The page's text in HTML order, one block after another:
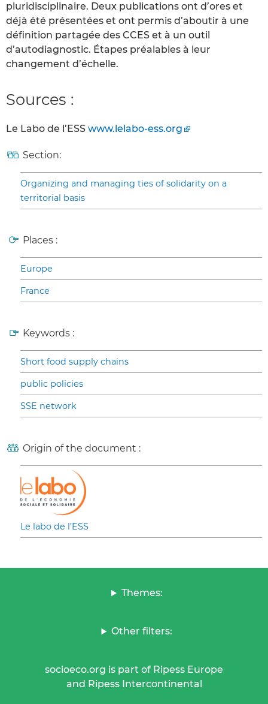
pluridisciplinaire. Deux publications ont d’ores et
déjà été présentées et ont permis d’aboutir à une
définition partagée des CCES et à un outil
d’autodiagnostic. Étapes préalables à leur
changement d’échelle.
Sources :
Le Labo de l’ESS www.lelabo-ess.org
Section:
Organizing and managing ties of solidarity on a
territorial basis
Places :
Europe
France
Keywords :
Short food supply chains
public policies
SSE network
Origin of the document :
Le labo de l’ESS
Themes:
Other filters:
socioeco.org is part of Ripess Europe
and Ripess Intercontinental